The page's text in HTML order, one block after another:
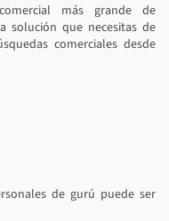
más grande de
solución que necesitas de
comerciales desde
de gurú puede ser